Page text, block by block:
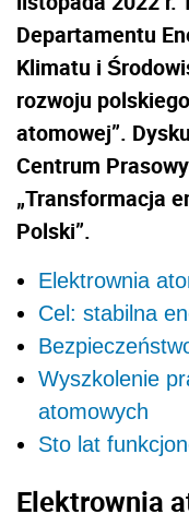
Departamentu
Klimatu i
rozwoju
atomowej”.
Centrum
„Transformacja
Polski”.
Elektrownia
Cel: stabilna
Wyszkolenie
atomowych
Sto lat
Elektrownia